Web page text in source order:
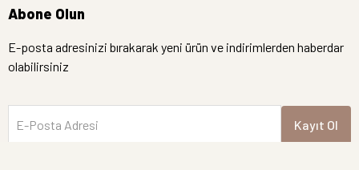
Abone Olun
E-posta adresinizi bırakarak yeni ürün ve indirimlerden haberdar
olabilirsiniz
E-Posta Adresi Kayıt Ol